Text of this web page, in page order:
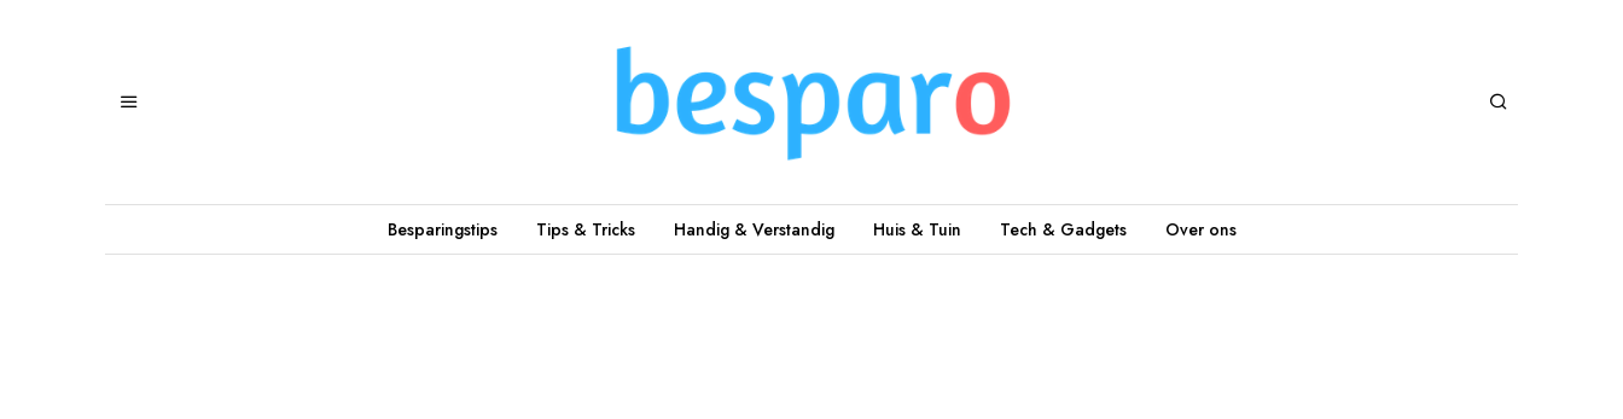
Besparingstips Tips & Tricks Handig & Verstandig Huis & Tuin Tech & Gadgets Over ons